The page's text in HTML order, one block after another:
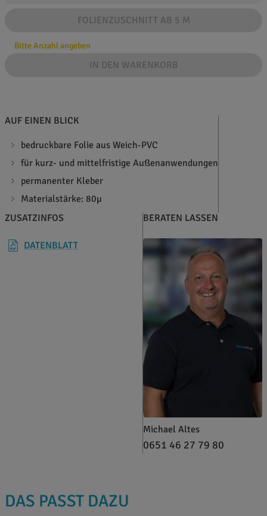
FOLIENZUSCHNITT AB 5 M
Bitte Anzahl angeben
IN DEN WARENKORB
AUF EINEN BLICK
bedruckbare Folie aus Weich-PVC
für kurz- und mittelfristige Außenanwendungen
permanenter Kleber
Materialstärke: 80µ
ZUSATZINFOS
DATENBLATT
BERATEN LASSEN
Michael Altes
0651 46 27 79 80
DAS PASST DAZU